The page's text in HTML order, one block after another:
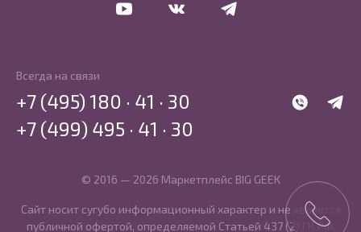
Всегда на связи
WhatsApp
+7 (495) 180 · 41 · 30
+7 (499) 495 · 41 · 30
© 2016 — 2026 Маркетплейс BIG GEEK
Сайт носит сугубо информационный характер и не является
публичной офертой, определяемой Статьей 437 (2) ГК РФ.